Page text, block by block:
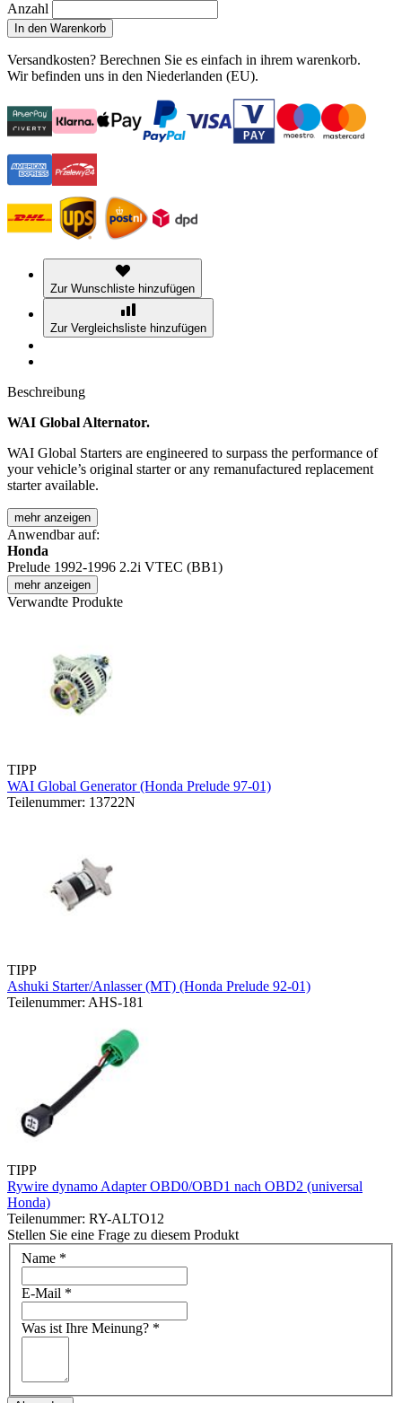
Anzahl
In den Warenkorb
Versandkosten? Berechnen Sie es einfach in ihrem warenkorb.
Wir befinden uns in den Niederlanden (EU).
Zur Wunschliste hinzufügen
Zur Vergleichsliste hinzufügen
Beschreibung
WAI Global Alternator.
WAI Global Starters are engineered to surpass the performance of
your vehicle’s original starter or any remanufactured replacement
starter available.
mehr anzeigen
Anwendbar auf:
Honda
Prelude 1992-1996 2.2i VTEC (BB1)
mehr anzeigen
Verwandte Produkte
TIPP
WAI Global Generator (Honda Prelude 97-01)
Teilenummer: 13722N
TIPP
Ashuki Starter/Anlasser (MT) (Honda Prelude 92-01)
Teilenummer: AHS-181
TIPP
Rywire dynamo Adapter OBD0/OBD1 nach OBD2 (universal
Honda)
Teilenummer: RY-ALTO12
Stellen Sie eine Frage zu diesem Produkt
Name *
E-Mail *
Was ist Ihre Meinung? *